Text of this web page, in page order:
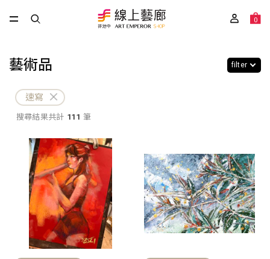
0
藝術品 filter
速寫
搜尋結果共計 111 筆